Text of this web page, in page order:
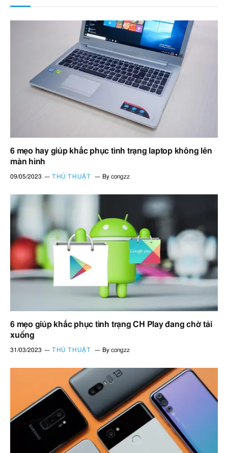
6 mẹo hay giúp khắc phục tình trạng laptop không lên
màn hình
09/05/2023 THỦ THUẬT By congzz
6 mẹo giúp khắc phục tình trạng CH Play đang chờ tải
xuống
31/03/2023 THỦ THUẬT By congzz